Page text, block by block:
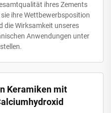
ihres Zements
ihre Wettbewerbsposition
die Wirksamkeit unseres
Anwendungen unter
Keramiken mit